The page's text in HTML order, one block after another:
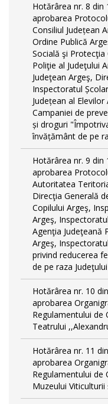
Hotărârea nr. 8 din
aprobarea
Consiliul Județean
Ordine Publică
Socială şi
Poliţie al Judeţului
Judeţean Argeş,
Inspectoratul
Județean al
Campaniei de
și droguri
învățământ de pe
Hotărârea nr. 9 din
aprobarea
Autoritatea
Direcţia Generală
Copilului Argeş,
Argeş,
Agenţia Judeţeană
Argeş,
privind reducerea
de pe raza
Hotărârea nr. 10
aprobarea
Regulamentului de
Teatrului
Hotărârea nr. 11
aprobarea
Regulamentului de
Muzeului